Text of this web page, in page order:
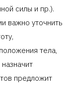
силы и пр.).
важно уточнить
тела,
предложит